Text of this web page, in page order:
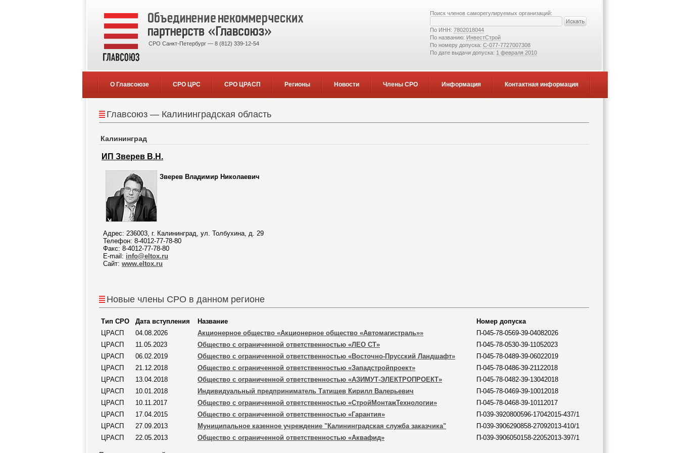
СРО Санкт-Петербург — 8 (812) 339-12-54
Поиск членов саморегулируемых организаций:
По ИНН: 7802018044
По названию: ИнвестСтрой
По номеру допуска: С-077-7727007308
По дате выдачи допуска: 1 февраля 2010
О Главсоюзе СРО ЦРС СРО ЦРАСП Регионы Новости Члены СРО Информация Контактная информация
Главсоюз — Калининградская область
Калининград
ИП Зверев В.Н.
Зверев Владимир Николаевич
Адрес: 236003, г. Калининград, ул. Толбухина, д. 29
Телефон: 8-4012-77-78-80
Факс: 8-4012-77-78-80
E-mail: info@eltox.ru
Сайт: www.eltox.ru
Новые члены СРО в данном регионе
Тип СРО Дата вступления Название
Номер допуска
ЦРАСП
04.08.2026 Акционерное общество «Акционерное общество «Автомагистраль»»
П-045-78-0569-39-04082026
ЦРАСП
11.05.2023 Общество с ограниченной ответственностью «ЛЕО СТ»
П-045-78-0530-39-11052023
ЦРАСП
06.02.2019 Общество с ограниченной ответственностью «Восточно-Прусский Ландшафт»
П-045-78-0489-39-06022019
ЦРАСП
21.12.2018 Общество с ограниченной ответственностью «Западстройпроект»
П-045-78-0486-39-21122018
ЦРАСП
13.04.2018 Общество с ограниченной ответственностью «АЗИМУТ-ЭЛЕКТРОПРОЕКТ»
П-045-78-0482-39-13042018
ЦРАСП
10.01.2018 Индивидуальный предприниматель Татищев Кирилл Валерьевич
П-045-78-0469-39-10012018
ЦРАСП
10.11.2017 Общество с ограниченной ответственностью «СтройМонтажТехнологии»
П-045-78-0468-39-10112017
ЦРАСП
17.04.2015 Общество с ограниченной ответственностью «Гарантия»
П-039-3920800596-17042015-437/1
ЦРАСП
27.09.2013 Муниципальное казенное учреждение "Калининградская служба заказчика"
П-039-3906290858-27092013-410/1
ЦРАСП
22.05.2013 Общество с ограниченной ответственностью «Аквафид» П-039-3906050158-22052013-397/1